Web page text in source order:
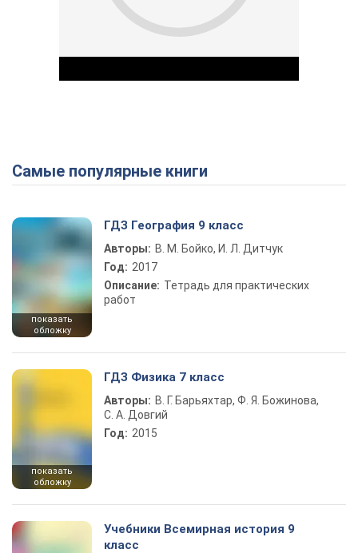
Play Video
Самые популярные книги
показать
обложку
ГДЗ География 9 класс
Авторы: В. М. Бойко, И. Л. Дитчук
Год: 2017
Описание: Тетрадь для практических
работ
показать
обложку
ГДЗ Физика 7 класс
Авторы: В. Г. Барьяхтар, Ф. Я. Божинова,
С. А. Довгий
Год: 2015
Учебники Всемирная история 9
класс